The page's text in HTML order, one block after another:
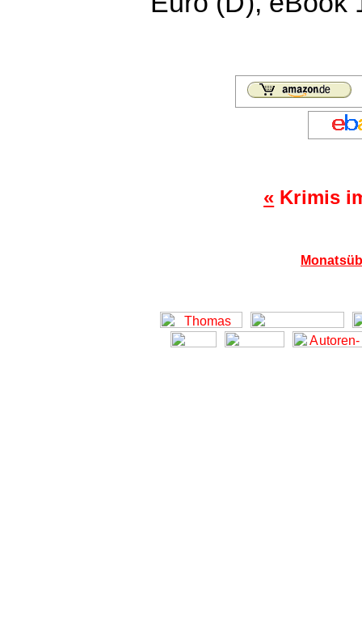
« Krimis